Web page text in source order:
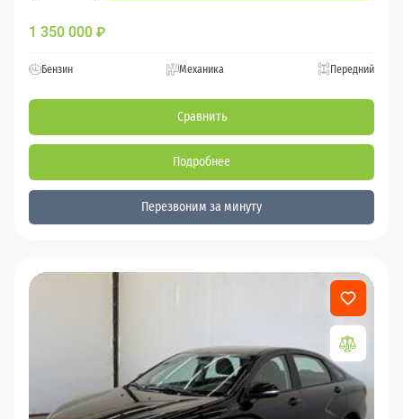
1 350 000 ₽
Бензин Механика Передний
Сравнить
Подробнее
Перезвоним за минуту